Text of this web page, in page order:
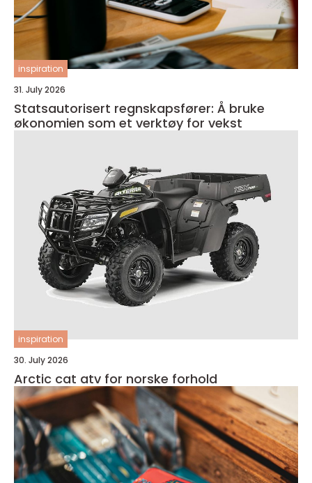
inspiration
31. July 2026
Statsautorisert regnskapsfører: Å bruke
økonomien som et verktøy for vekst
inspiration
30. July 2026
Arctic cat atv for norske forhold